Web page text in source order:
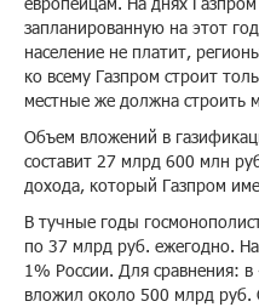
запланированную на этот
население не платит,
ко всему Газпром строит
местные же должна строить
Объем вложений в
составит 27 млрд 600 млн
дохода, который Газпром
В тучные годы
по 37 млрд руб. ежегодно.
1% России. Для сравнения:
вложил около 500 млрд